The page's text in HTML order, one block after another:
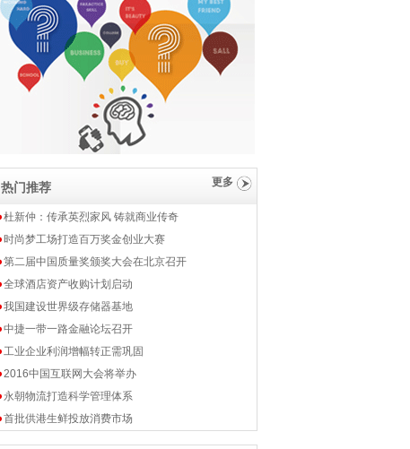
热门推荐 更多
杜新仲：传承英烈家风 铸就商业传奇
时尚梦工场打造百万奖金创业大赛
第二届中国质量奖颁奖大会在北京召开
全球酒店资产收购计划启动
我国建设世界级存储器基地
中捷一带一路金融论坛召开
工业企业利润增幅转正需巩固
2016中国互联网大会将举办
永朝物流打造科学管理体系
首批供港生鲜投放消费市场